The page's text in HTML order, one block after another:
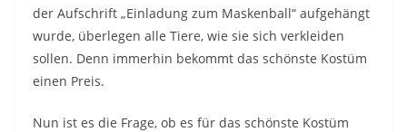
der Aufschrift „Einladung zum Maskenball“ aufgehängt
wurde, überlegen alle Tiere, wie sie sich verkleiden
sollen. Denn immerhin bekommt das schönste Kostüm
einen Preis.
Nun ist es die Frage, ob es für das schönste Kostüm